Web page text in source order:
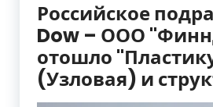
Российское
Dow – ООО
отошло
(Узловая) и